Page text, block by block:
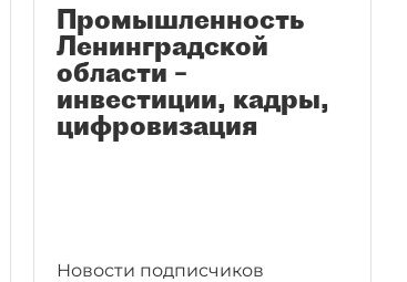
Промышленность
Ленинградской
области –
инвестиции, кадры,
цифровизация
Новости подписчиков